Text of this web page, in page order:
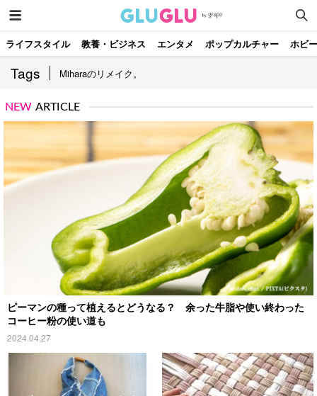
ライフスタイル 教養・ビジネス エンタメ ポップカルチャー ホビー
Tags Miharaのリメイク。
NEW ARTICLE
ピーマンの種って植えるとどうなる？ 余った牛脂や使い終わった
コーヒー粉の使い道も
2024.04.27